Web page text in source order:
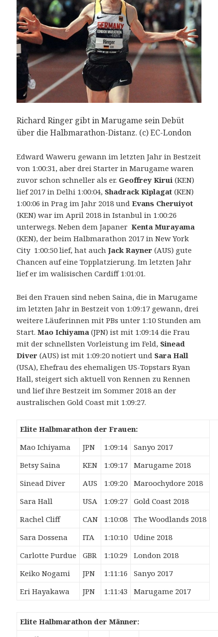
Richard Ringer gibt in Marugame sein Debüt
über die Halbmarathon-Distanz. (c) EC-London
Edward Waweru gewann im letzten Jahr in Bestzeit
von 1:00:31, aber drei Starter in Marugame waren
zuvor schon schneller als er. Geoffrey Kirui (KEN)
lief 2017 in Delhi 1:00:04, Shadrack Kiplagat (KEN)
1:00:06 in Prag im Jahr 2018 undEvans Cheruiyot
(KEN) war im April 2018 in Istanbul in 1:00:26
unterwegs. Neben dem JapanerKenta Murayama
(KEN), der beim Halbmarathon 2017 in New York
City 1:00:50 lief, hat auchJack Rayner (AUS) gute
Chancen auf eine Topplatzierung. Im letzten Jahr
lief er im walisischen Cardiff 1:01:01.
Bei den Frauen sind neben Saina, die in Marugame
im letzten Jahr in Bestzeit von 1:09:17 gewann, drei
weitere Läuferinnen mit PBs unter 1:10 Stunden am
Start.Mao Ichiyama (JPN) ist mit 1:09:14 die Frau
mit der schnellsten Vorleistung im Feld, Sinead
Diver (AUS) ist mit 1:09:20 notiert und Sara Hall
(USA), Ehefrau des ehemaligen US-Topstars Ryan
Hall, steigert sich aktuell von Rennen zu Rennen
und lief ihre Bestzeit im Sommer 2018 an der
australischen Gold Coast mit 1:09:27.
Elite Halbmarathon der Frauen:
Mao Ichiyama
JPN 1:09:14
Sanyo 2017
Betsy Saina
KEN 1:09:17
Marugame 2018
Sinead Diver
AUS 1:09:20
Maroochydore 2018
Sara Hall
USA 1:09:27
Gold Coast 2018
Rachel Cliff
CAN 1:10:08
The Woodlands 2018
Sara Dossena
ITA 1:10:10
Udine 2018
Carlotte Purdue
GBR 1:10:29
London 2018
Keiko Nogami
JPN 1:11:16
Sanyo 2017
Eri Hayakawa
JPN 1:11:43 Marugame 2017
Elite Halbmarathon der Männer: